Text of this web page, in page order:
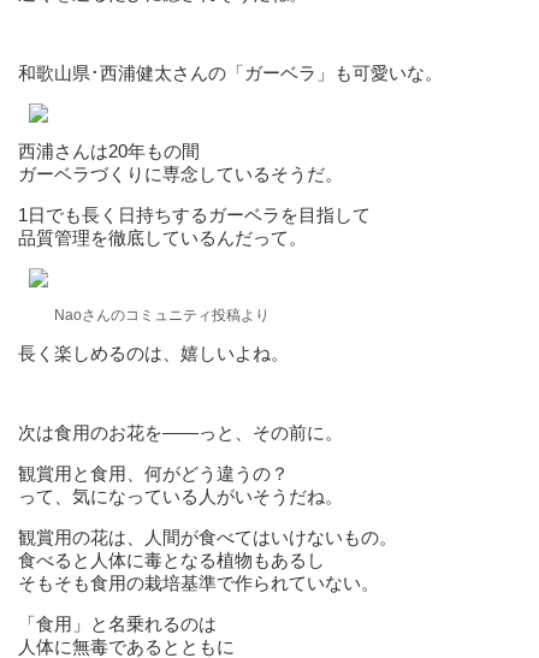
和歌山県･西浦健太さんの「ガーベラ」も可愛いな。
西浦さんは20年もの間
ガーベラづくりに専念しているそうだ。
1日でも長く日持ちするガーベラを目指して
品質管理を徹底しているんだって。
Naoさんのコミュニティ投稿より
長く楽しめるのは、嬉しいよね。
次は食用のお花を——っと、その前に。
観賞用と食用、何がどう違うの？
って、気になっている人がいそうだね。
観賞用の花は、人間が食べてはいけないもの。
食べると人体に毒となる植物もあるし
そもそも食用の栽培基準で作られていない。
「食用」と名乗れるのは
人体に無毒であるとともに